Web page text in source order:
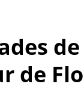
de